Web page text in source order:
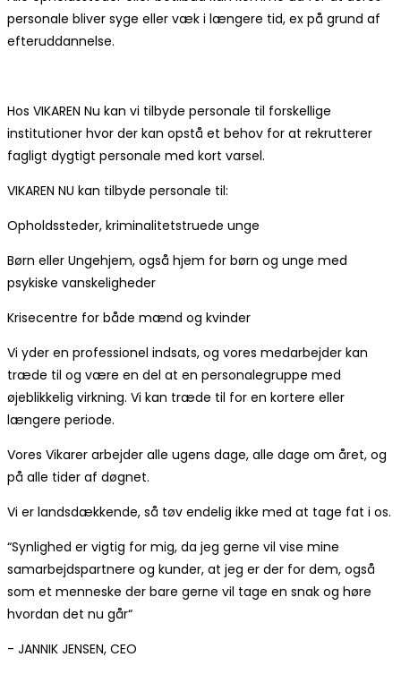
personale bliver syge eller væk i længere tid, ex på grund af
efteruddannelse.
Hos VIKAREN Nu kan vi tilbyde personale til forskellige
institutioner hvor der kan opstå et behov for at rekrutterer
fagligt dygtigt personale med kort varsel.
VIKAREN NU kan tilbyde personale til:
Opholdssteder, kriminalitetstruede unge
Børn eller Ungehjem, også hjem for børn og unge med
psykiske vanskeligheder
Krisecentre for både mænd og kvinder
Vi yder en professionel indsats, og vores medarbejder kan
træde til og være en del at en personalegruppe med
øjeblikkelig virkning. Vi kan træde til for en kortere eller
længere periode.
Vores Vikarer arbejder alle ugens dage, alle dage om året, og
på alle tider af døgnet.
Vi er landsdækkende, så tøv endelig ikke med at tage fat i os.
“Synlighed er vigtig for mig, da jeg gerne vil vise mine
samarbejdspartnere og kunder, at jeg er der for dem, også
som et menneske der bare gerne vil tage en snak og høre
hvordan det nu går“
- JANNIK JENSEN, CEO